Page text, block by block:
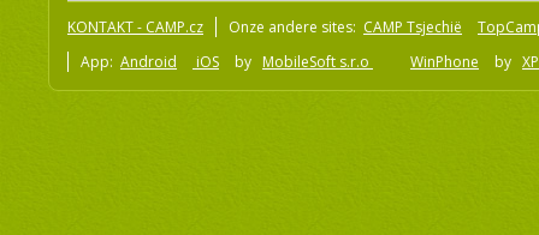
KONTAKT - CAMP.cz Onze andere sites: CAMP Tsjechië
App: Android iOS by MobileSoft s.r.o WinPhone by